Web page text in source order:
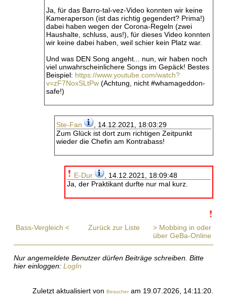
Ja, für das Barro-tal-vez-Video konnten wir keine
Kameraperson (ist das richtig gegendert? Prima!)
dabei haben wegen der Corona-Regeln (zwei
Haushalte, schluss, aus!), für dieses Video konnten
wir keine dabei haben, weil schier kein Platz war.
Und was DEN Song angeht... nun, wir haben noch
viel unwahrscheinlichere Songs im Gepäck! Bestes
Beispiel: https://www.youtube.com/watch?
v=zF7NoxSLtPw (Achtung, nicht #whamageddon-
safe!)
Ste-Fan
, 14.12.2021, 18:03:29
Zum Glück ist dort zum richtigen Zeitpunkt
wieder die Chefin am Kontrabass!
E-Dur
, 14.12.2021, 18:09:48
Ja, der Praktikant durfte nur mal kurz.
Bass-Vergleich < Zurück zur Liste
> Mobbing in oder
über GeBa-Online
Nur angemeldete Benutzer dürfen Beiträge schreiben. Bitte
hier einloggen: LogIn
Zuletzt aktualisiert von Besucheram 19.07.2026, 14:11:20.